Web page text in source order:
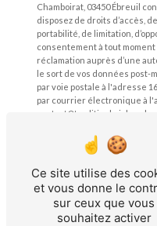
Chamboirat, 03450 Ébreuil
disposez de droits d’accès,
portabilité, de limitation,
consentement à tout
réclamation auprès d’une
le sort de vos données post-
par voie postale à l'adresse
par courrier électronique à
vous être demandé. Nous
période de prise de contact
légale aux fins probatoires
le droit de vous inscrire sur
téléphonique, disponible à
le site cnil.fr pour plus
Ce site utilise des
et vous donne le
sur ceux que vous
souhaitez activer